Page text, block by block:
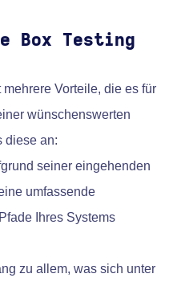
Box Testing
mehrere Vorteile, die es für
wünschenswerten
diese an:
seiner eingehenden
umfassende
Ihres Systems
zu allem, was sich unter